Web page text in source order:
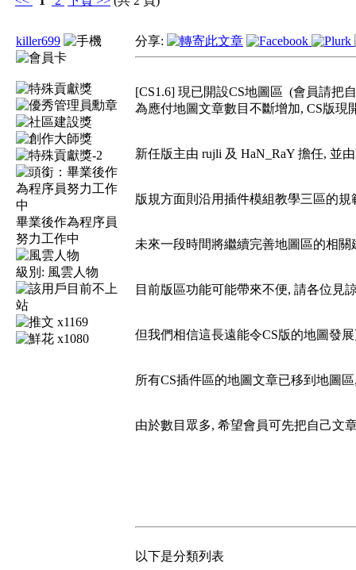
killer699
畢業後作為程序員
努力工作中
級別: 風雲人物
x1169
x1080
分享:
[CS1.6] 現已開設CS地圖區 (會員請把
為應付地圖文章數目不斷增加, CS版現
新任版主由 rujli 及 HaN_RaY 擔任, 並
版規方面則沿用插件模組教學三區的規
未來一段時間將繼續完善地圖區的相關
目前版區功能可能帶來不便, 請各位見
但我們相信這長遠能令CS版的地圖發
所有CS插件區的地圖文章已移到地圖
由於數目眾多, 希望會員可先把自己文
以下是分類列表